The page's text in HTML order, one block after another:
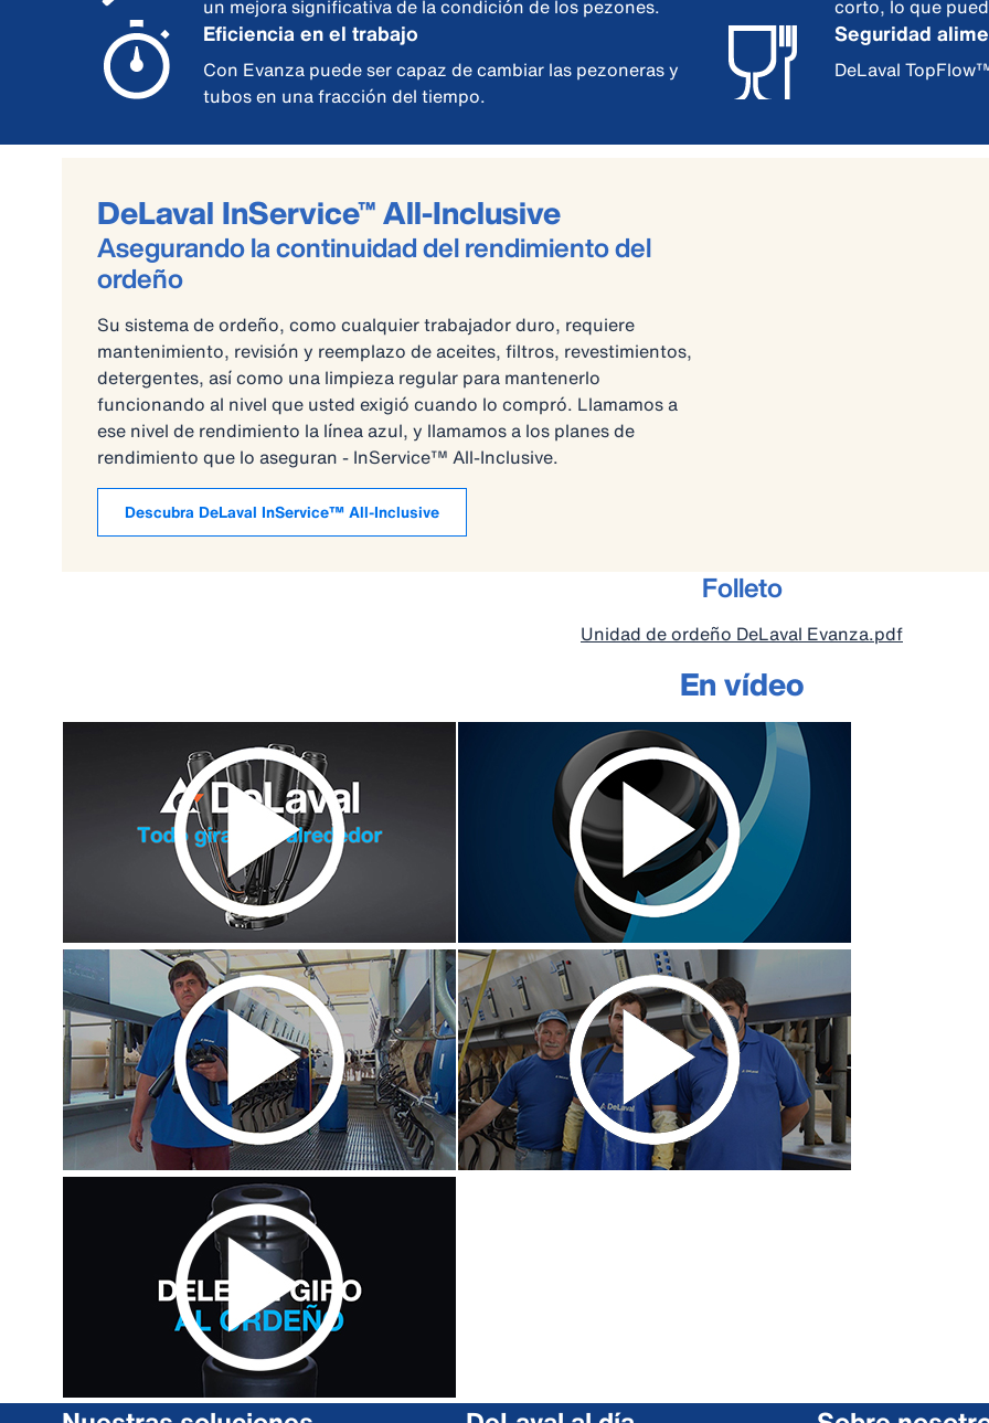
un mejora significativa de la condición de los pezones.
corto, lo que
Eficiencia en el trabajo
Con Evanza puede ser capaz de cambiar las pezoneras y
tubos en una fracción del tiempo.
Seguridad
DeLaval
DeLaval InService™ All-Inclusive
Asegurando la continuidad del rendimiento del
ordeño
Su sistema de ordeño, como cualquier trabajador duro, requiere
mantenimiento, revisión y reemplazo de aceites, filtros, revestimientos,
detergentes, así como una limpieza regular para mantenerlo
funcionando al nivel que usted exigió cuando lo compró. Llamamos a
ese nivel de rendimiento la línea azul, y llamamos a los planes de
rendimiento que lo aseguran - InService™ All-Inclusive.
Descubra DeLaval InService™ All-Inclusive
Folleto
Unidad de ordeño DeLaval Evanza.pdf
En vídeo